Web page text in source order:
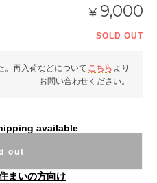
¥ 9,000
SOLD OUT
。再入荷などについて こちら より
お問い合わせください。
available
out
まいの方向け